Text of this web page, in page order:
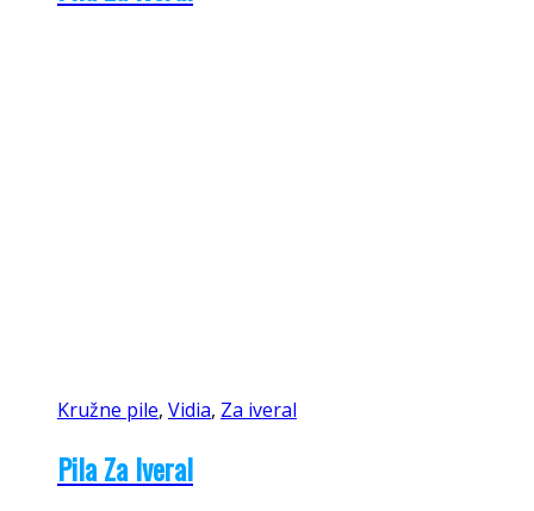
Kružne pile, Vidia, Za iveral
Pila Za Iveral